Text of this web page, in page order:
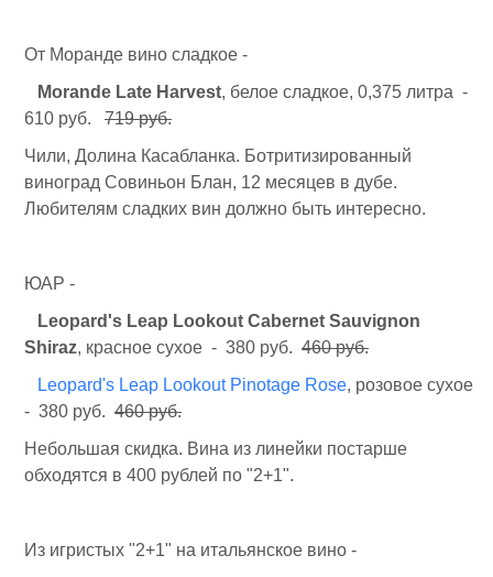
От Моранде вино сладкое -
Morande Late Harvest, белое сладкое, 0,375 литра -
610 руб. 719 руб.
Чили, Долина Касабланка. Ботритизированный
виноград Совиньон Блан, 12 месяцев в дубе.
Любителям сладких вин должно быть интересно.
ЮАР -
Leopard's Leap Lookout Cabernet Sauvignon
Shiraz, красное сухое - 380 руб. 460 руб.
Leopard's Leap Lookout Pinotage Rose, розовое сухое
- 380 руб. 460 руб.
Небольшая скидка. Вина из линейки постарше
обходятся в 400 рублей по "2+1".
Из игристых "2+1" на итальянское вино -